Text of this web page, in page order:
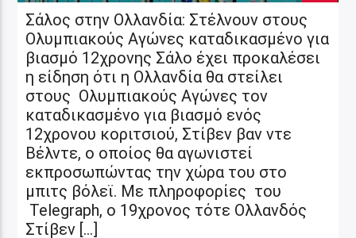
Σάλος στην Ολλανδία: Στέλνουν στους
Ολυμπιακούς Αγώνες καταδικασμένο για
βιασμό 12χρονης Σάλο έχει προκαλέσει
η είδηση ότι η Ολλανδία θα στείλει
στους Ολυμπιακούς Αγώνες τον
καταδικασμένο για βιασμό ενός
12χρονου κοριτσιού, Στίβεν βαν ντε
Βέλντε, ο οποίος θα αγωνιστεί
εκπροσωπώντας την χώρα του στο
μπιτς βόλεϊ. Με πληροφορίες του
Telegraph, ο 19χρονος τότε Ολλανδός
Στίβεν […]